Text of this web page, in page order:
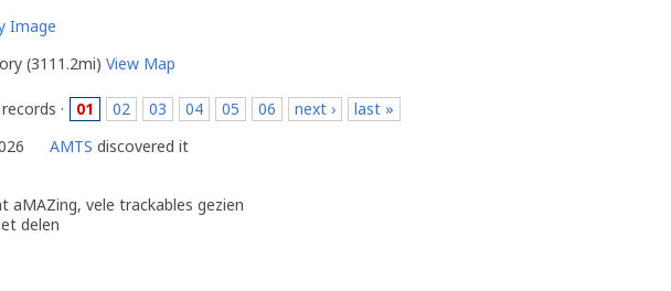
Image
(3111.2mi) View Map
· 01 02 03 04 05 06 next ›
last »
AMTS discovered it
aMAZing, vele trackables gezien
delen